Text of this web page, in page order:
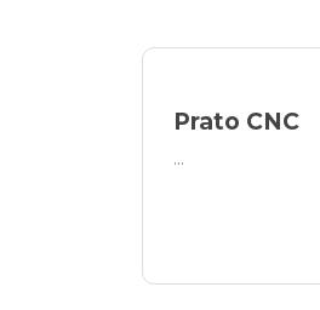
Prato CNC
...